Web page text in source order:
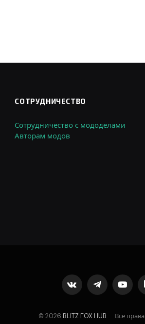
СОТРУДНИЧЕСТВО
Сотрудничество с мододелами
Авторам модов
VKontakteTelegram
© 2026 BLITZ FOX HUB — Все